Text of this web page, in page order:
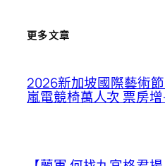
更多文章
2026新加坡國際藝術
嵐電競椅萬人次 票房